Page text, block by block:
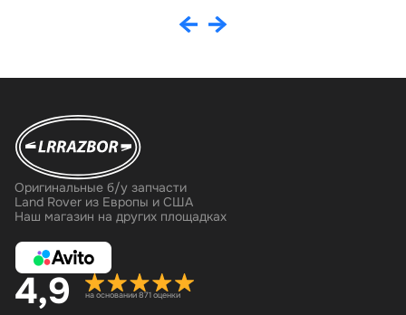
Оригинальные б/у запчасти
Land Rover из Европы и США
Наш магазин на других площадках
4,9 на основании 871 оценки